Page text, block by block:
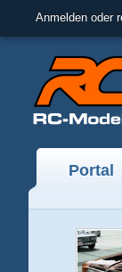
Anmelden oder
Portal